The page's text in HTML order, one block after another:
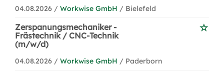
04.08.2026 / Workwise GmbH / Bielefeld
Zerspanungsmechaniker -
Frästechnik / CNC-Technik
(m/w/d)
04.08.2026 / Workwise GmbH / Paderborn